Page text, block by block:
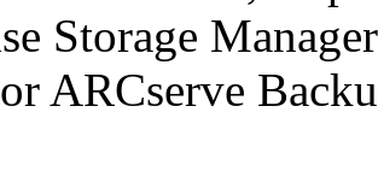
Storage
ARCserve